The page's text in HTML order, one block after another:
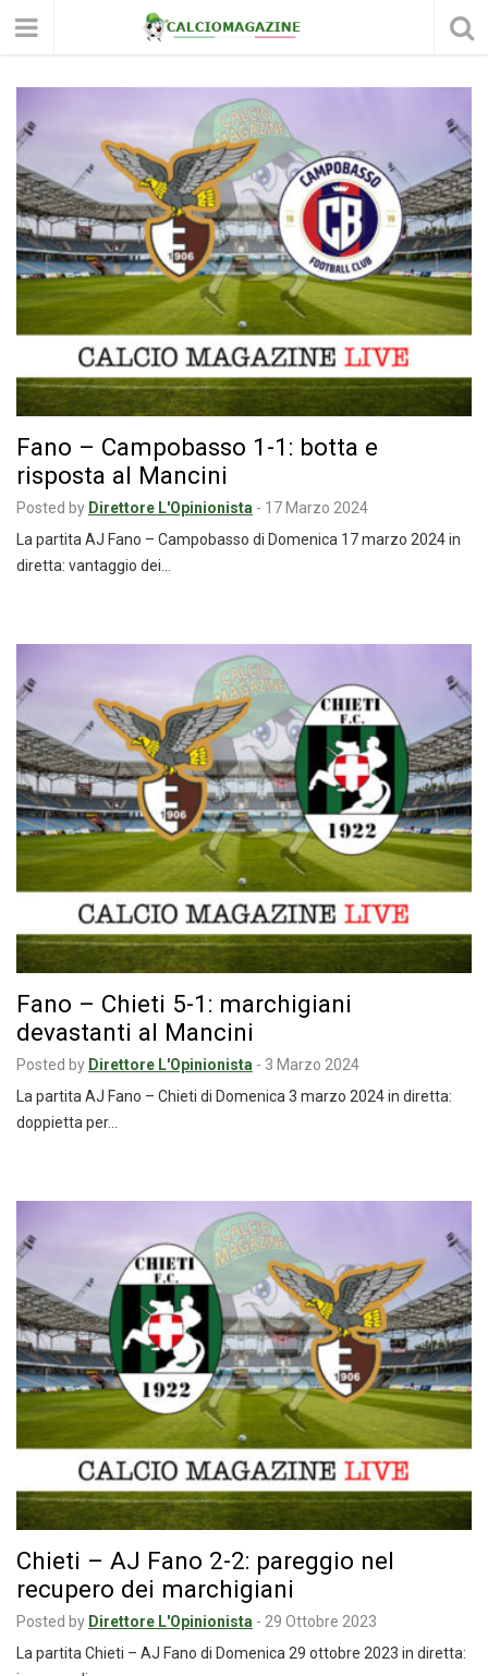
Fano – Campobasso 1-1: botta e
risposta al Mancini
Posted by Direttore L'Opinionista - 17 Marzo 2024
La partita AJ Fano – Campobasso di Domenica 17 marzo 2024 in
diretta: vantaggio dei…
Fano – Chieti 5-1: marchigiani
devastanti al Mancini
Posted by Direttore L'Opinionista - 3 Marzo 2024
La partita AJ Fano – Chieti di Domenica 3 marzo 2024 in diretta:
doppietta per…
Chieti – AJ Fano 2-2: pareggio nel
recupero dei marchigiani
Posted by Direttore L'Opinionista - 29 Ottobre 2023
La partita Chieti – AJ Fano di Domenica 29 ottobre 2023 in diretta: